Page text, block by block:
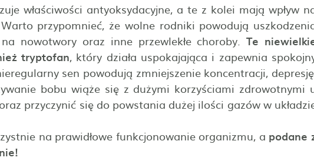
właściwości antyoksydacyjne, a te z kolei mają wpływ
przypomnieć, że wolne rodniki powodują
nowotwory oraz inne przewlekłe choroby. Te
tryptofan, który działa uspokajająca i zapewnia
sen powodują zmniejszenie koncentracji,
bobu wiąże się z dużymi korzyściami zdrowotnymi
przyczynić się do powstania dużej ilości gazów w
na prawidłowe funkcjonowanie organizmu, a podane